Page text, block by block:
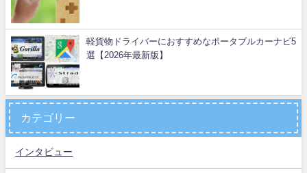
軽貨物ドライバーにおすすめなポータブルカーナビ5
選【2026年最新版】
カテゴリー
インタビュー